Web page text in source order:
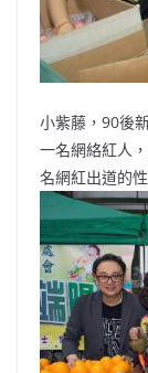
小紫藤，90後
一名網絡紅人
名網紅出道的